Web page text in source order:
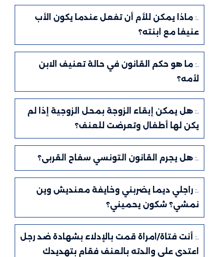
ماذا يمكن للأم أن تفعل عندما يكون الأب
عنيفا مع ابنته؟
ما هو حكم القانون في حالة تعنيف الابن
لأمه؟
هل يمكن إبقاء الزوجة بمحل الزوجية إذا لم
يكن لها أطفال وتعرضت للعنف؟
هل يجرم القانون التونسي سفاح القربى؟
راجلي ديما يضربني وخايفة معنديش وين
نمشي؟ شكون يحميني؟
أنت فتاة/امراة قمت بالإدلاء بشهادة ضد رجل
اعتدى على والدته بالعنف فقام بتهديدك